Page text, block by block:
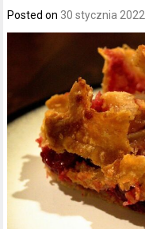
Posted on 30 stycznia 2022